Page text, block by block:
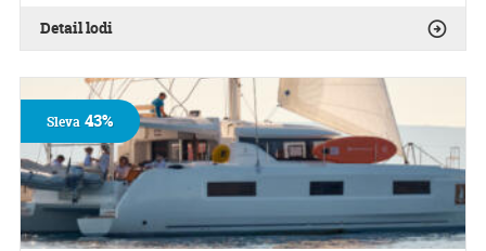
Detail lodi
Sleva43%